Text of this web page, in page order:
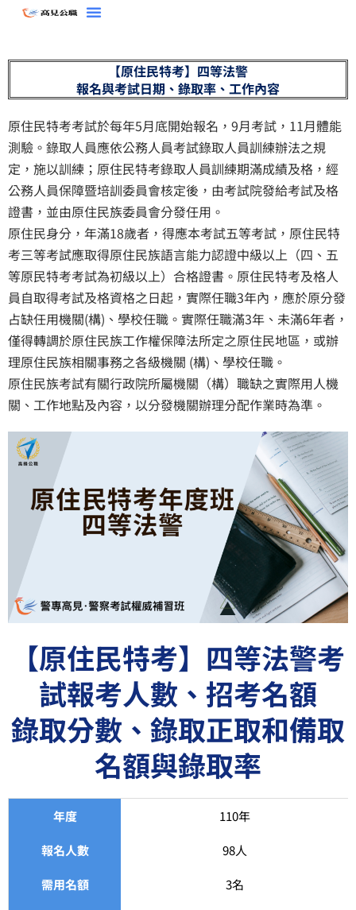
內
容
【原住民特考】四等法警
報名與考試日期、錄取率、工作內容
原住民特考考試於每年5月底開始報名，9月考試，11月體能
測驗。錄取人員應依公務人員考試錄取人員訓練辦法之規
定，施以訓練；原住民特考錄取人員訓練期滿成績及格，經
公務人員保障暨培訓委員會核定後，由考試院發給考試及格
證書，並由原住民族委員會分發任用。
原住民身分，年滿18歲者，得應本考試五等考試，原住民特
考三等考試應取得原住民族語言能力認證中級以上（四、五
等原民特考考試為初級以上）合格證書。原住民特考及格人
員自取得考試及格資格之日起，實際任職3年內，應於原分發
占缺任用機關(構)、學校任職。實際任職滿3年、未滿6年者，
僅得轉調於原住民族工作權保障法所定之原住民地區，或辦
理原住民族相關事務之各級機關 (構)、學校任職。
原住民族考試有關行政院所屬機關（構）職缺之實際用人機
關、工作地點及內容，以分發機關辦理分配作業時為準。
【原住民特考】四等法警考
試報考人數、招考名額
錄取分數、錄取正取和備取
名額與錄取率
年度 110年
報名人數 98人
需用名額 3名